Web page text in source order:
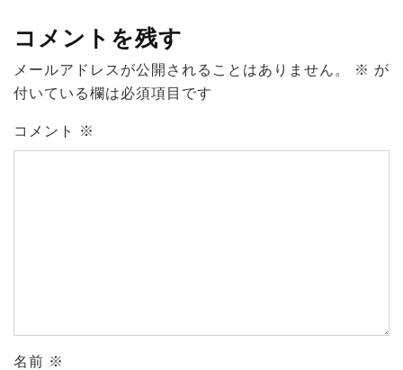
コメントを残す
メールアドレスが公開されることはありません。 ※ が
付いている欄は必須項目です
コメント ※
名前 ※